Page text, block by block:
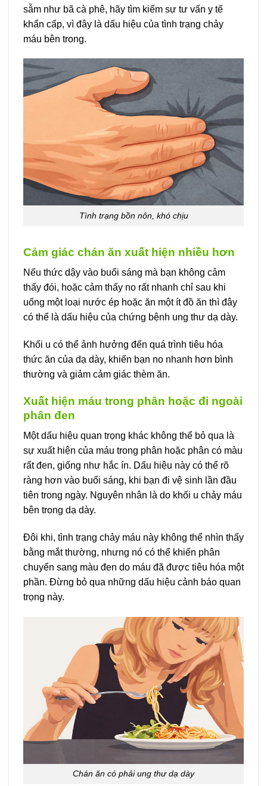
sẫm như bã cà phê, hãy tìm kiếm sự tư vấn y tế
khẩn cấp, vì đây là dấu hiệu của tình trạng chảy
máu bên trong.
Tình trạng bồn nôn, khó chịu
Cảm giác chán ăn xuất hiện nhiều hơn
Nếu thức dậy vào buổi sáng mà bạn không cảm
thấy đói, hoặc cảm thấy no rất nhanh chỉ sau khi
uống một loại nước ép hoặc ăn một ít đồ ăn thì đây
có thể là dấu hiệu của chứng bệnh ung thư dạ dày.
Khối u có thể ảnh hưởng đến quá trình tiêu hóa
thức ăn của dạ dày, khiến bạn no nhanh hơn bình
thường và giảm cảm giác thèm ăn.
Xuất hiện máu trong phân hoặc đi ngoài
phân đen
Một dấu hiệu quan trọng khác không thể bỏ qua là
sự xuất hiện của máu trong phân hoặc phân có màu
rất đen, giống như hắc ín. Dấu hiệu này có thể rõ
ràng hơn vào buổi sáng, khi bạn đi vệ sinh lần đầu
tiên trong ngày. Nguyên nhân là do khối u chảy máu
bên trong dạ dày.
Đôi khi, tình trạng chảy máu này không thể nhìn thấy
bằng mắt thường, nhưng nó có thể khiến phân
chuyển sang màu đen do máu đã được tiêu hóa một
phần. Đừng bỏ qua những dấu hiệu cảnh báo quan
trọng này.
Chán ăn có phải ung thư dạ dày